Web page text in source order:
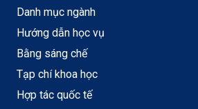
Danh mục ngành
Hướng dẫn học vụ
Bằng sáng chế
Tạp chí khoa học
Hợp tác quốc tế